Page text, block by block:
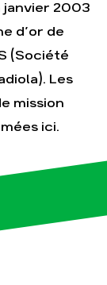
– Énergie
janvier 2003
d’or de
(Société
Les
mission
ici.